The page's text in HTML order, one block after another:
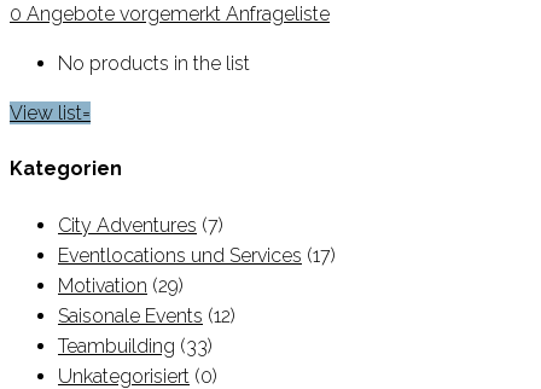
0 Angebote vorgemerkt Anfrageliste
No products in the list
View list
Kategorien
City Adventures (7)
Eventlocations und Services (17)
Motivation (29)
Saisonale Events (12)
Teambuilding (33)
Unkategorisiert (0)